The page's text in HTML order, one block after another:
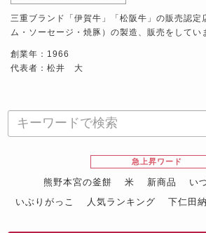
三重ブランド「伊賀牛」「松阪牛」の販売認定
ム・ソーセージ・焼豚）の製造、販売をしてい
創業年：1966
代表者：松井 大
急上昇ワード
熊野本宮の釜餅 米 新商品 い
いぶりがっこ
人気ランキング 下仁田